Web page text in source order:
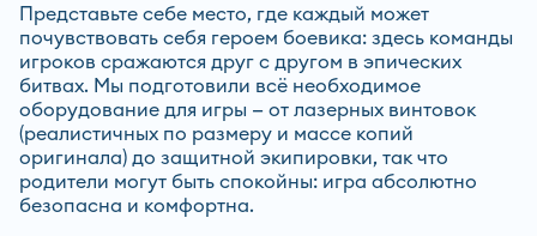
Представьте себе место, где каждый может
почувствовать себя героем боевика: здесь команды
игроков сражаются друг с другом в эпических
битвах. Мы подготовили всё необходимое
оборудование для игры — от лазерных винтовок
(реалистичных по размеру и массе копий
оригинала) до защитной экипировки, так что
родители могут быть спокойны: игра абсолютно
безопасна и комфортна.